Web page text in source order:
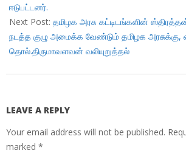
ஈடுபட்டனர்.
Next Post: தமிழக அரசு கட்டிடங்களின்
நடத்த குழு அமைக்க வேண்டும் தமிழக அரசுக்கு,
தொல்.திருமாவளவன் வலியுறுத்தல்
LEAVE A REPLY
Your email address will not be published.
marked *